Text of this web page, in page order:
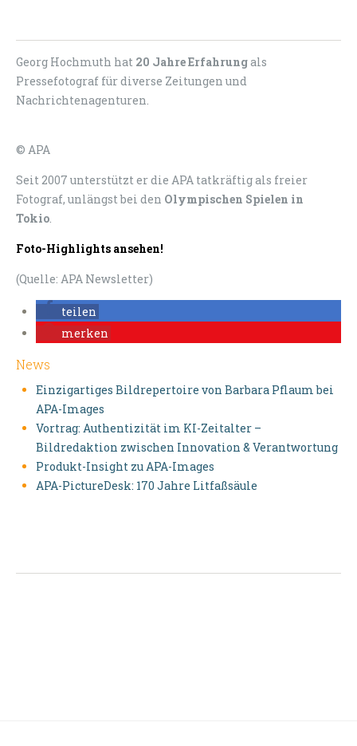
Georg Hochmuth hat 20 Jahre Erfahrungals
Pressefotograf für diverse Zeitungen und
Nachrichtenagenturen.
© APA
Seit 2007 unterstützt er die APA tatkräftig als freier
Fotograf, unlängst bei den Olympischen Spielen in
Tokio.
Foto-Highlights ansehen!
(Quelle: APA Newsletter)
teilen
merken
News
Einzigartiges Bildrepertoire von Barbara Pflaum bei
APA-Images
Vortrag: Authentizität im KI-Zeitalter –
Bildredaktion zwischen Innovation & Verantwortung
Produkt-Insight zu APA-Images
APA-PictureDesk: 170 Jahre Litfaßsäule